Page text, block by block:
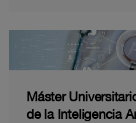
Máster
de la Inteligencia